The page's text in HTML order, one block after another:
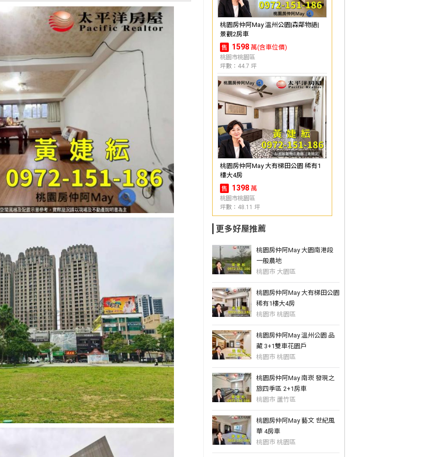
桃園房仲阿May 溫州公園|森鄰物語|
景觀2房車
售 1598 萬(含車位價)
桃園市桃園區
坪數：44.7 坪
桃園房仲阿May 大有梯田公園 稀有1
樓大4房
售 1398 萬
桃園市桃園區
坪數：48.11 坪
更多好屋推薦
桃園房仲阿May 大園南港段
一般農地
桃園市 大園區
桃園房仲阿May 大有梯田公園
稀有1樓大4房
桃園市 桃園區
桃園房仲阿May 溫州公園 品
藏 3+1雙車花園戶
桃園市 桃園區
桃園房仲阿May 南崁 發現之
旅四季區 2+1房車
桃園市 蘆竹區
桃園房仲阿May 藝文 世紀風
華 4房車
桃園市 桃園區